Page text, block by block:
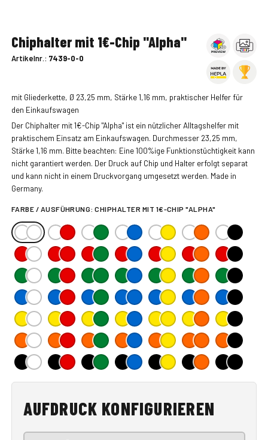
Chiphalter mit 1€-Chip "Alpha"
Artikelnr.: 7439-0-0
mit Gliederkette, Ø 23,25 mm, Stärke 1,16 mm, praktischer Helfer für
den Einkaufswagen
Der Chiphalter mit 1€-Chip "Alpha" ist ein nützlicher Alltagshelfer mit
praktischem Einsatz am Einkaufswagen. Durchmesser 23,25 mm,
Stärke 1,16 mm. Bitte beachten: Eine 100%ige Funktionstüchtigkeit kann
nicht garantiert werden. Der Druck auf Chip und Halter erfolgt separat
und kann nicht in einem Druckvorgang umgesetzt werden. Made in
Germany.
FARBE / AUSFÜHRUNG:CHIPHALTER MIT 1€-CHIP "ALPHA"
AUFDRUCK KONFIGURIEREN